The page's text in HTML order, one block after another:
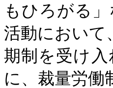
もひろがる
活動において
期制を受け
に、裁量労働